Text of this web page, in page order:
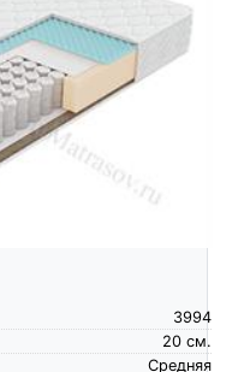
3994
см.
20
Средняя